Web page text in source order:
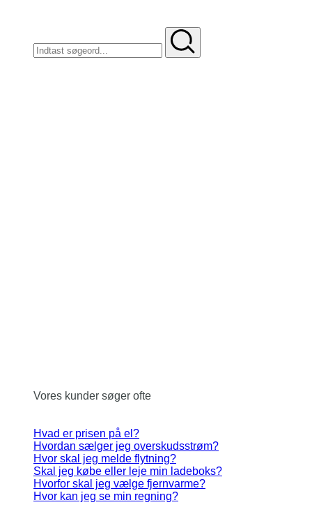
Vores kunder søger ofte
Hvad er prisen på el?
Hvordan sælger jeg overskudsstrøm?
Hvor skal jeg melde flytning?
Skal jeg købe eller leje min ladeboks?
Hvorfor skal jeg vælge fjernvarme?
Hvor kan jeg se min regning?